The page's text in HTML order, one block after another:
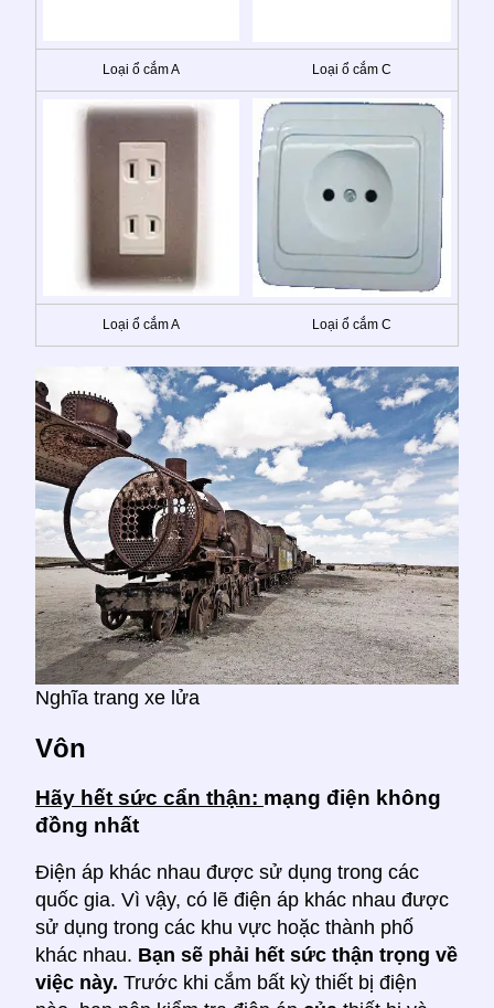
Loại ổ cắm A Loại ổ cắm C
Loại ổ cắm A Loại ổ cắm C
Nghĩa trang xe lửa
Vôn
Hãy hết sức cẩn thận: mạng điện không
đồng nhất
Điện áp khác nhau được sử dụng trong các
quốc gia. Vì vậy, có lẽ điện áp khác nhau được
sử dụng trong các khu vực hoặc thành phố
khác nhau. Bạn sẽ phải hết sức thận trọng về
việc này. Trước khi cắm bất kỳ thiết bị điện